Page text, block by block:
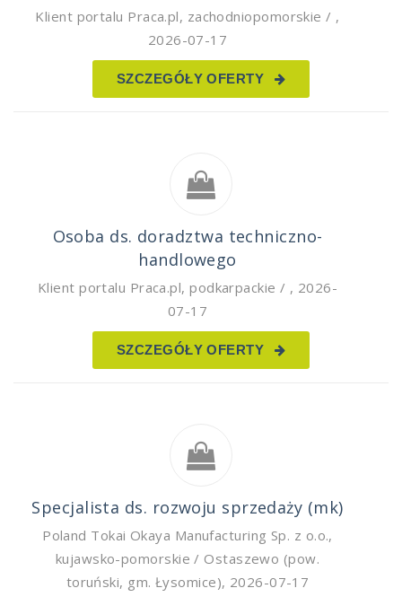
Klient portalu Praca.pl, zachodniopomorskie / ,
2026-07-17
SZCZEGÓŁY OFERTY
Osoba ds. doradztwa techniczno-
handlowego
Klient portalu Praca.pl,podkarpackie / , 2026-
07-17
SZCZEGÓŁY OFERTY
Specjalista ds. rozwoju sprzedaży (mk)
Poland Tokai Okaya Manufacturing Sp. z o.o.,
kujawsko-pomorskie / Ostaszewo (pow.
toruński, gm. Łysomice), 2026-07-17